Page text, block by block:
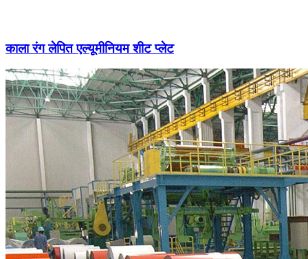
काला रंग लेपित एल्यूमीनियम शीट प्लेट